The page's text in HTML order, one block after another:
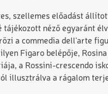
szellemes előadást
tájékozott néző egyaránt
a commedia dell'arte
Figaro belépője,
a Rossini-crescendo
illusztrálva a rágalom